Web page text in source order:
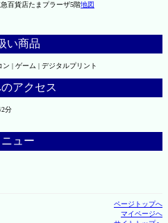
百貨店たまプラーザ5階地図
い商品
| ゲーム | デジタルプリント
アクセス
分
ニュー
ページトップへ
マイページへ